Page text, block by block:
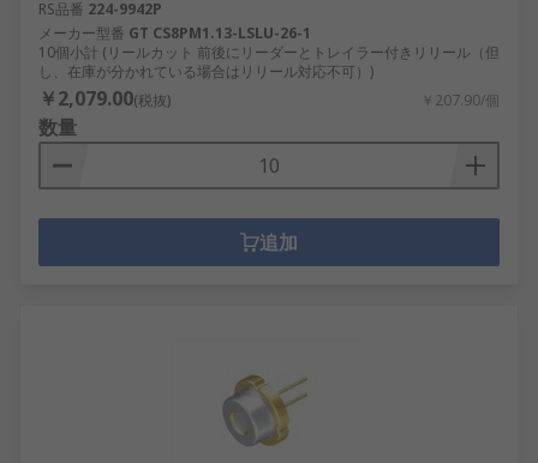
RS品番 224-9942P
メーカー型番 GT CS8PM1.13-LSLU-26-1
10個小計 (リールカット 前後にリーダーとトレイラー付きリリール（但
し、在庫が分かれている場合はリリール対応不可）)
￥2,079.00(税抜) ￥207.90/個
数量
追加